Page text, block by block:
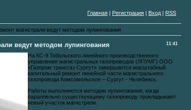
Главная | Регистрация | Вход | RSS
магистрали ведут методом лупингования
11:41
ведут методом лупингования
На КС-9 Тобольского линейного производственного
управления магистральных газопроводов (ЛПУМГ) ООО
«Газпром трансгаз Сургут» завершается масштабный
капитальный ремонт линейной части магистрального
газопровода Комсомольское – Сургут - Челябинск.
Работы выполняются методом лупингования, когда
параллельно существующему газопроводу прокладывают
новый участок магистрали.